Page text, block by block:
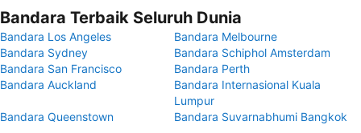
Bandara Terbaik Seluruh Dunia
Bandara Los Angeles
Bandara Melbourne
Bandara Sydney
Bandara Schiphol Amsterdam
Bandara San Francisco
Bandara Perth
Bandara Auckland
Bandara Internasional Kuala
Lumpur
Bandara Queenstown
Bandara Suvarnabhumi Bangkok